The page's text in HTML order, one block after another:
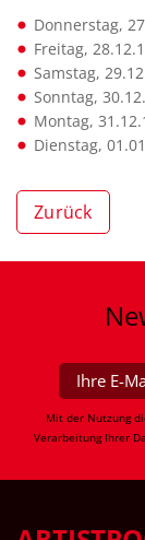
Donnerstag,
Freitag,
Samstag,
Sonntag,
Montag,
Dienstag,
Zurück
Mit der Nutzung
Verarbeitung Ihrer